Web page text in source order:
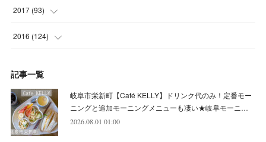
(5
(7)
(10
( 6)
(10)
(6
(5)
(6)
(7
(9)
(4)
(1
(7
(11)
(7)
(8
(7)
(7
(7)
(5)
(6
(4)
(4)
(5)
(9
(3)
(7)
(8)
2017 (93)
(7)
(5)
(8)
2016 (124)
(10)
(10)
記事一覧
岐阜市栄新町【Café KELLY】ドリンク代のみ！定番モー
ニングと追加モーニングメニューも凄い★岐阜モーニ…
2026.08.01 01:00